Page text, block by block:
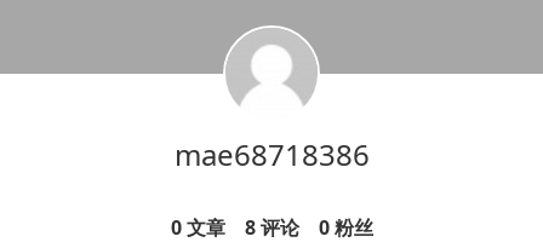
mae68718386
0 文章 8 评论 0 粉丝